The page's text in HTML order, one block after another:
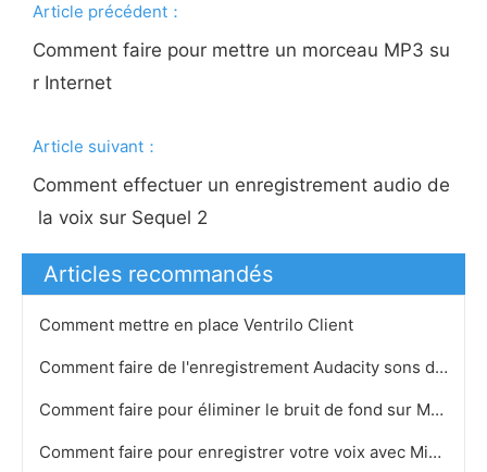
Article précédent：
Comment faire pour mettre un morceau MP3 su
r Internet
Article suivant：
Comment effectuer un enregistrement audio de
la voix sur Sequel 2
Articles recommandés
Comment mettre en place Ventrilo Client
Comment faire de l'enregistrement Audacity sons de votre ordinateur
Comment faire pour éliminer le bruit de fond sur Music Downloads
Comment faire pour enregistrer votre voix avec Microsoft LifeCam